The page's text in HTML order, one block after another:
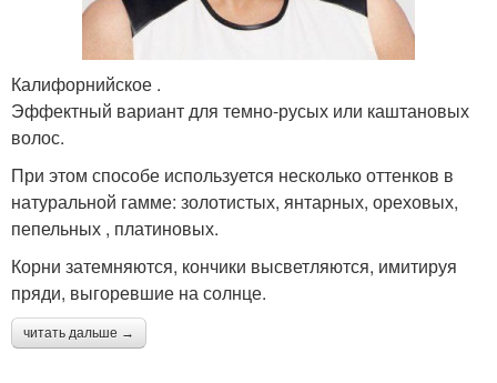
Калифорнийское .
Эффектный вариант для темно-русых или каштановых
волос.
При этом способе используется несколько оттенков в
натуральной гамме: золотистых, янтарных, ореховых,
пепельных , платиновых.
Корни затемняются, кончики высветляются, имитируя
пряди, выгоревшие на солнце.
читать дальше →